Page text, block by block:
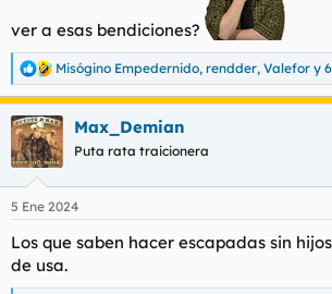
ver a esas bendiciones?
R
e
a
c
c
i
e
:
Misógino Empedernido, rendder, Valefor y
Max_Demian
Puta rata traicionera
5 Ene 2024
Los que saben hacer escapadas sin
de usa.